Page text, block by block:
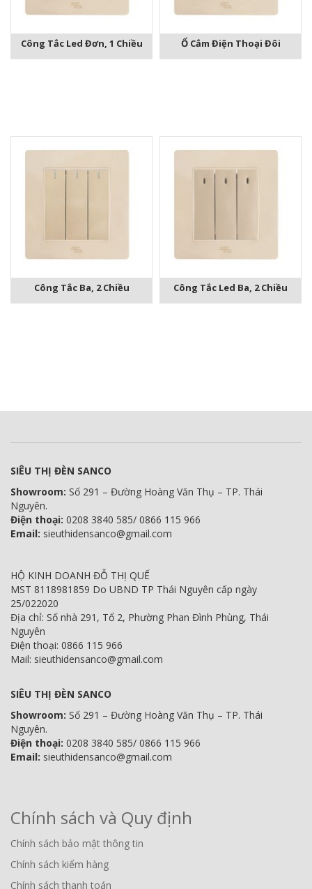
Công Tắc Led Đơn, 1 Chiều Ổ Cắm Điện Thoại Đôi
Công Tắc Ba, 2 Chiều Công Tắc Led Ba, 2 Chiều
SIÊU THỊ ĐÈN SANCO
Showroom: Số 291 – Đường Hoàng Văn Thụ – TP. Thái
Nguyên.
Điện thoại: 0208 3840 585/ 0866 115 966
Email: sieuthidensanco@gmail.com
HỘ KINH DOANH ĐỖ THỊ QUẾ
MST 8118981859 Do UBND TP Thái Nguyên cấp ngày
25/022020
Địa chỉ: Số nhà 291, Tổ 2, Phường Phan Đình Phùng, Thái
Nguyên
Điện thoại: 0866 115 966
Mail: sieuthidensanco@gmail.com
SIÊU THỊ ĐÈN SANCO
Showroom: Số 291 – Đường Hoàng Văn Thụ – TP. Thái
Nguyên.
Điện thoại: 0208 3840 585/ 0866 115 966
Email: sieuthidensanco@gmail.com
Chính sách và Quy định
Chính sách bảo mật thông tin
Chính sách kiểm hàng
Chính sách thanh toán